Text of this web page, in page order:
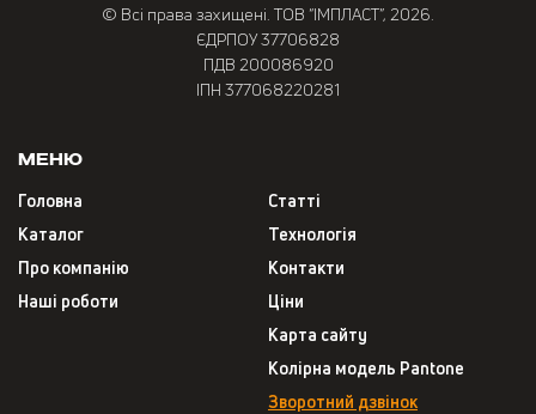
© Всі права захищені. ТОВ “ІМПЛАСТ”, 2026.
ЄДРПОУ 37706828
ПДВ 200086920
ІПН 377068220281
Меню
Головна
Каталог
Про компанію
Наші роботи
Статті
Технологія
Контакти
Ціни
Карта сайту
Колірна модель Pantone
Зворотний дзвінок